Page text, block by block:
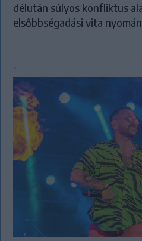
délután súlyos konfliktus
elsőbbségadási vita
`